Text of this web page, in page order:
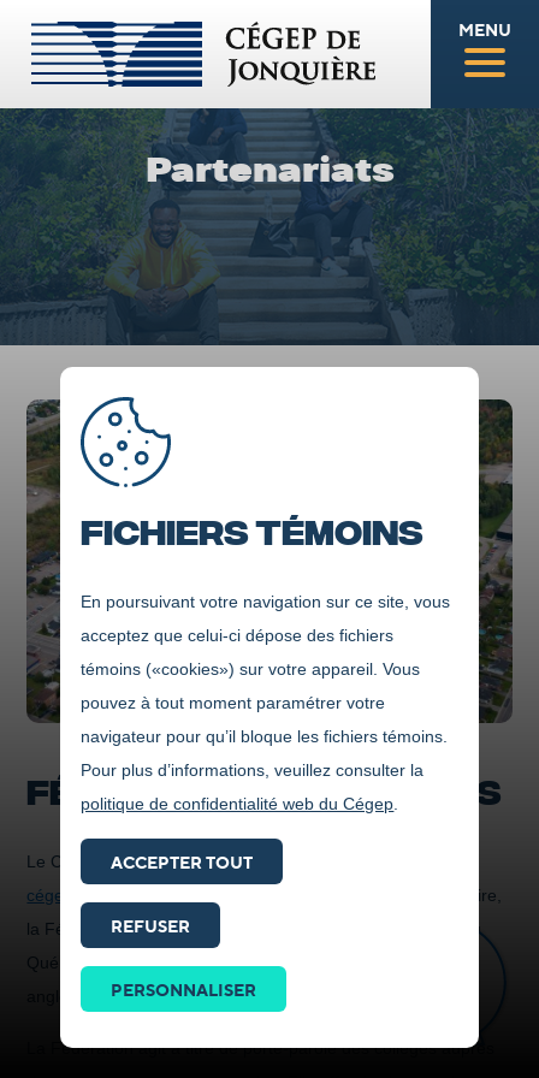
Fichiers témoins
En poursuivant votre navigation sur ce site, vous
acceptez que celui-ci dépose des fichiers
témoins («cookies») sur votre appareil. Vous
pouvez à tout moment paramétrer votre
navigateur pour qu’il bloque les fichiers témoins.
Pour plus d’informations, veuillez consulter la
politique de confidentialité web du Cégep
ACCEPTER TOUT
REFUSER
PERSONNALISER
MENU
Partenariats
FÉDÉRATION DES CÉGEPS
Le Cégep de Jonquière est membre de la
cégeps
depuis sa création en 1969. Regroupement volontaire,
la Fédération des cégeps représente 48 collèges publics du
Québec, dont 43 établissements francophones et 5
anglophones.
La Fédération agit à titre de porte-parole des collèges auprès